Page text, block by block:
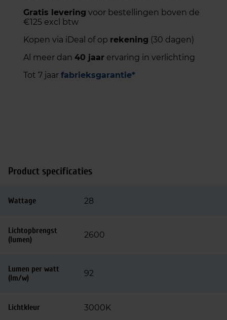
Gratis levering voor bestellingen boven de
€125 excl btw
Kopen via iDeal of op rekening (30 dagen)
Al meer dan 40 jaar ervaring in verlichting
Tot 7 jaar fabrieksgarantie*
Product specificaties
Wattage 28
Lichtopbrengst
(lumen)
2600
Lumen per watt
(lm/w)
92
Lichtkleur 3000K